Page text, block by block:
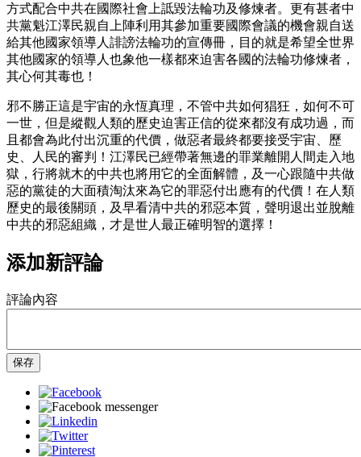
方式配合中共在國際社會上詆毀法輪功及修煉者。更有甚者中
共黨魁江澤民親自上陣利用其參加重要國際會議的機會親自送
給其他國家領導人誹謗法輪功的宣傳冊，目的就是希望全世界
其他國家的領導人也象他一樣都來迫害各國的法輪功修煉者，
其心何其毒也！
邪不勝正這是宇宙的永恆真理，不管中共如何猖狂，如何不可
一世，但是縱觀人類的歷史迫害正信的從來都沒有成功過，而
且都會為此付出沉重的代價，做惡者最終都要接受宇宙、歷
史、人民的審判！江澤民已經帶著無邊的罪業離開人間走入地
獄，行將就木的中共也將用它的全面解體，及一心跟隨中共做
惡的黨徒的大面積淘汰來為它的罪惡付出應有的代價！在人類
歷史的最後關頭，及早看清中共的邪惡本質，聲明退出並脫離
中共的邪惡組織，才是世人最正確明智的選擇！
添加新評論
評論內容
保存